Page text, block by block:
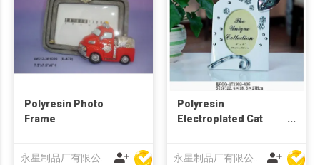
Polyresin Photo
Frame
Polyresin
Electroplated Cat